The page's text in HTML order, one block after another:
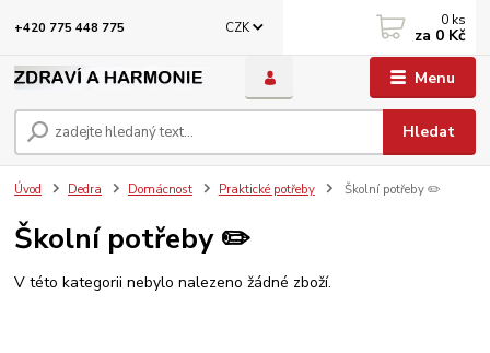
Menu
CZK
Hledat
+420 775 448 775 0 ks
za 0 Kč
Úvod Dedra Domácnost Praktické potřeby Školní potřeby ✏️
Školní potřeby ✏️
V této kategorii nebylo nalezeno žádné zboží.